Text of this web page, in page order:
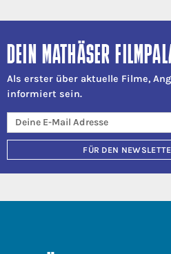
DEIN MATHÄSER
Als erster über aktuelle Filme,
informiert sein.
FÜR DEN